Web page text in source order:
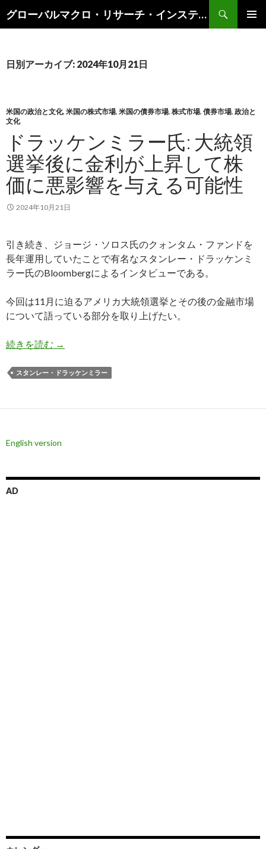
グローバルマクロ・リサーチ・インスティテュート
索
ン
キ
ッ
プ
日別アーカイブ: 2024年10月21日
米国の政治と文化, 米国の株式市場, 米国の債券市場, 株式市場, 債券市場, 政治と
文化
ドラッケンミラー氏: 大統領
選挙後に金利が上昇して株
価に悪影響を与える可能性
2024年10月21日
引き続き、ジョージ・ソロス氏のクォンタム・ファンドを
長年運用していたことで有名なスタンレー・ドラッケンミ
ラー氏のBloombergによるインタビューである。
今回は11月に迫るアメリカ大統領選挙とその後の金融市場
について語っている部分を取り上げたい。
続きを読む ドラッケンミラー氏: 大統領選挙後に金利が上昇
→
スタンレー・ドラッケンミラー
English version
AD